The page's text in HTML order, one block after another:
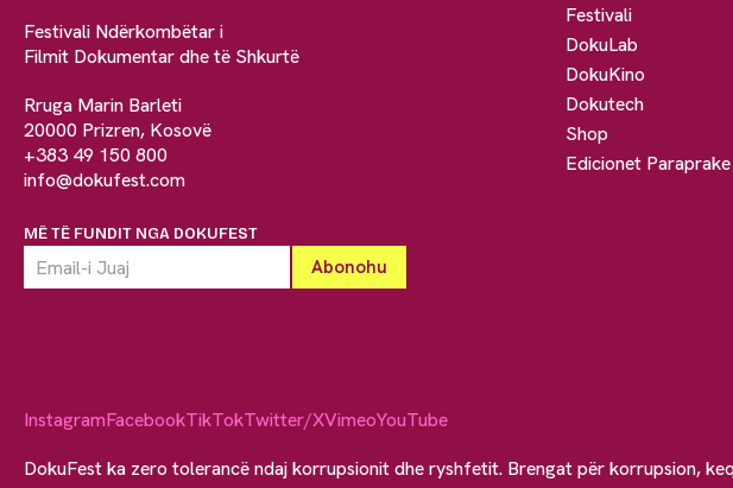
Festivali Ndërkombëtar i
Filmit Dokumentar dhe të Shkurtë
Rruga Marin Barleti
20000 Prizren, Kosovë
+383 49 150 800
info@dokufest.com
MË TË FUNDIT NGA DOKUFEST
Festivali
DokuLab
DokuKino
Dokutech
Shop
Edicionet Paraprake
InstagramFacebookTikTokTwitter/XVimeoYouTube
DokuFest ka zero tolerancë ndaj korrupsionit dhe ryshfetit. Brengat për korrupsion,